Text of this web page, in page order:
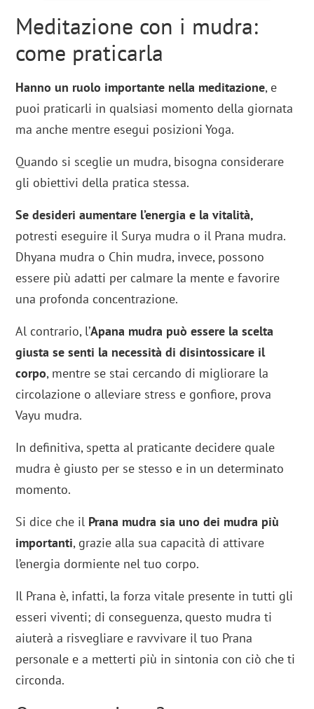
Meditazione con i mudra:
come praticarla
Hanno un ruolo importante nella meditazione, e
puoi praticarli in qualsiasi momento della giornata
ma anche mentre esegui posizioni Yoga.
Quando si sceglie un mudra, bisogna considerare
gli obiettivi della pratica stessa.
Se desideri aumentare l’energia e la vitalità,
potresti eseguire il Surya mudra o il Prana mudra.
Dhyana mudra o Chin mudra, invece, possono
essere più adatti per calmare la mente e favorire
una profonda concentrazione.
Al contrario, l’Apana mudra può essere la scelta
giusta se senti la necessità di disintossicare il
corpo, mentre se stai cercando di migliorare la
circolazione o alleviare stress e gonfiore, prova
Vayu mudra.
In definitiva, spetta al praticante decidere quale
mudra è giusto per se stesso e in un determinato
momento.
Si dice che il Prana mudra sia uno dei mudra più
importanti, grazie alla sua capacità di attivare
l’energia dormiente nel tuo corpo.
Il Prana è, infatti, la forza vitale presente in tutti gli
esseri viventi; di conseguenza, questo mudra ti
aiuterà a risvegliare e ravvivare il tuo Prana
personale e a metterti più in sintonia con ciò che ti
circonda.